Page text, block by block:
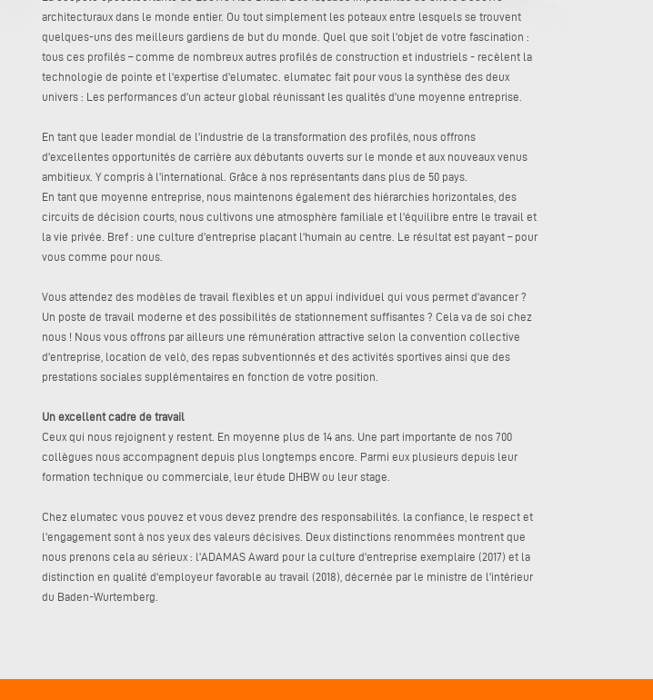
architecturaux dans le monde entier. Ou tout simplement les poteaux entre lesquels se trouvent
quelques-uns des meilleurs gardiens de but du monde. Quel que soit l'objet de votre fascination :
tous ces profilés – comme de nombreux autres profilés de construction et industriels - recèlent la
technologie de pointe et l'expertise d'elumatec. elumatec fait pour vous la synthèse des deux
univers : Les performances d'un acteur global réunissant les qualités d'une moyenne entreprise.
En tant que leader mondial de l'industrie de la transformation des profilés, nous offrons
d'excellentes opportunités de carrière aux débutants ouverts sur le monde et aux nouveaux venus
ambitieux. Y compris à l'international. Grâce à nos représentants dans plus de 50 pays.
En tant que moyenne entreprise, nous maintenons également des hiérarchies horizontales, des
circuits de décision courts, nous cultivons une atmosphère familiale et l'équilibre entre le travail et
la vie privée. Bref : une culture d'entreprise plaçant l'humain au centre. Le résultat est payant – pour
vous comme pour nous.
Vous attendez des modèles de travail flexibles et un appui individuel qui vous permet d'avancer ?
Un poste de travail moderne et des possibilités de stationnement suffisantes ? Cela va de soi chez
nous ! Nous vous offrons par ailleurs une rémunération attractive selon la convention collective
d'entreprise, location de velò, des repas subventionnés et des activités sportives ainsi que des
prestations sociales supplémentaires en fonction de votre position.
Un excellent cadre de travail
Ceux qui nous rejoignent y restent. En moyenne plus de 14 ans. Une part importante de nos 700
collègues nous accompagnent depuis plus longtemps encore. Parmi eux plusieurs depuis leur
formation technique ou commerciale, leur étude DHBW ou leur stage.
Chez elumatec vous pouvez et vous devez prendre des responsabilités. la confiance, le respect et
l'engagement sont à nos yeux des valeurs décisives. Deux distinctions renommées montrent que
nous prenons cela au sérieux : l'ADAMAS Award pour la culture d'entreprise exemplaire (2017) et la
distinction en qualité d'employeur favorable au travail (2018), décernée par le ministre de l'intérieur
du Baden-Wurtemberg.